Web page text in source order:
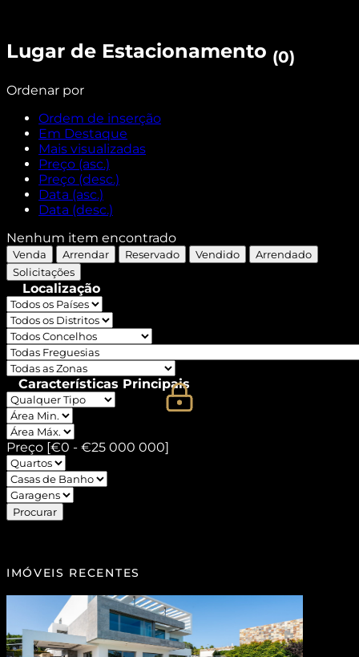
Lugar de Estacionamento (0)
Ordenar por
Ordem de inserção
Em Destaque
Mais visualizadas
Preço (asc.)
Preço (desc.)
Data (asc.)
Data (desc.)
Nenhum item encontrado
Venda Arrendar Reservado Vendido
Arrendado
Solicitações
Localização
Características Principais
Preço [€0 - €25 000 000]
Procurar
IMÓVEIS RECENTES